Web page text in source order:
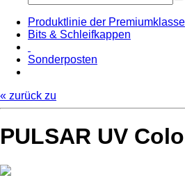
Produktlinie der Premiumklasse
Bits & Schleifkappen
Sonderposten
« zurück zu
PULSAR UV